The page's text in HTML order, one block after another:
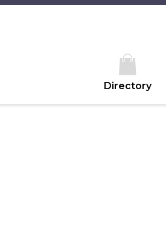
Directory